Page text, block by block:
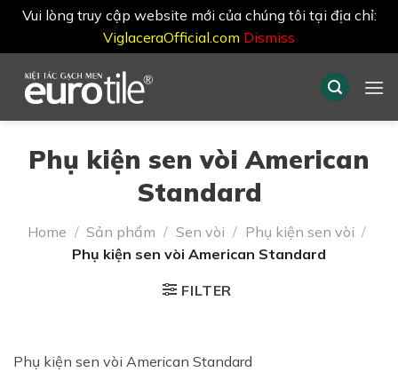
Vui lòng truy cập website mới của chúng tôi tại địa chỉ:
ViglaceraOfficial.com Dismiss
content
Phụ kiện sen vòi American
Standard
Home / Sản phẩm / Sen vòi / Phụ kiện sen vòi /
Phụ kiện sen vòi American Standard
FILTER
Phụ kiện sen vòi American Standard